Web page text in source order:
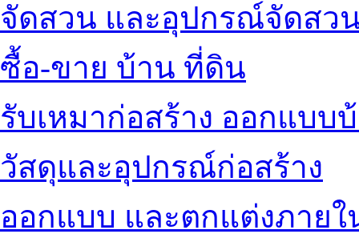
จัดสวน และอุปกรณ์จัดสว
ซื้อ-ขาย บ้าน ที่ดิน
รับเหมาก่อสร้าง ออกแบบ
วัสดุและอุปกรณ์ก่อสร้าง
ออกแบบ และตกแต่งภายใ